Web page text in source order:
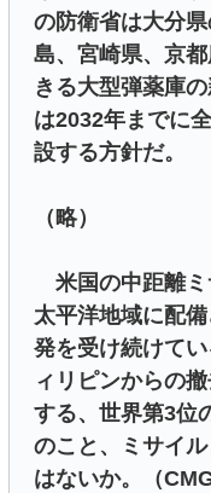
の防衛省は大分
島、宮崎県、京
きる大型弾薬庫
は2032年までに
設する方針だ。
（略）
米国の中距離ミ
太平洋地域に配
発を受け続けて
ィリピンからの
する、世界第3位
のこと、ミサイ
はないか。（